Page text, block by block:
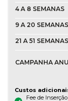
4 A 8 SEMANAS
9 A 20 SEMANAS
21 A 51 SEMANAS
CAMPANHA
Custos
Fee de